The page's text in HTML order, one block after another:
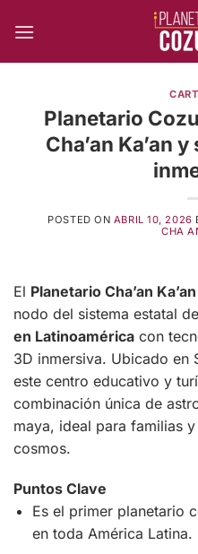
Planetario
Cha’an Ka’an
POSTED ON ABRIL 10, 2026
CHA
El Planetario Cha’an Ka’an
nodo del sistema estatal
en Latinoamérica con
3D inmersiva. Ubicado en
este centro educativo y
combinación única de
maya, ideal para familias
cosmos.
Puntos Clave
Es el primer planetario
en toda América Latina.